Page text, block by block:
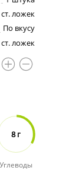
ст. ложек
По вкусу
ст. ложек
8 г
Углеводы